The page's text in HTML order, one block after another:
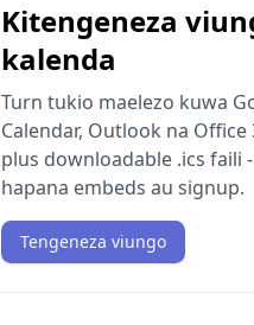
Kitengeneza
kalenda
Turn tukio maelezo kuwa
Calendar, Outlook na Office
plus downloadable .ics faili
hapana embeds au signup.
Tengeneza viungo